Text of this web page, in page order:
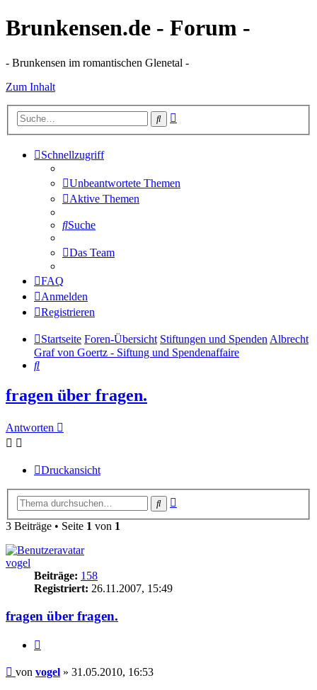
Brunkensen.de - Forum -
- Brunkensen im romantischen Glenetal -
Zum Inhalt
Suche
Schnellzugriff
Unbeantwortete Themen
Aktive Themen
Suche
Das Team
FAQ
Anmelden
Registrieren
Startseite Foren-Übersicht Stiftungen und SpendenAlbrecht
Graf von Goertz - Siftung und Spendenaffaire
Suche
fragen über fragen.
Antworten
Druckansicht
Suche
3 Beiträge • Seite 1 von 1
vogel
Beiträge: 158
Registriert: 26.11.2007, 15:49
fragen über fragen.
Beitrag
von vogel » 31.05.2010, 16:53